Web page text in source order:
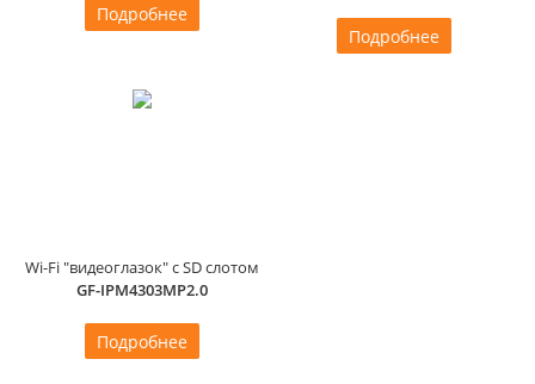
Подробнее
Подробнее
Wi-Fi "видеоглазок" с SD слотом
GF-IPM4303MP2.0
Подробнее